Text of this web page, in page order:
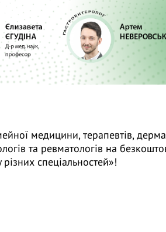
медицини, терапевтів,
та ревматологів на
спеціальностей»!